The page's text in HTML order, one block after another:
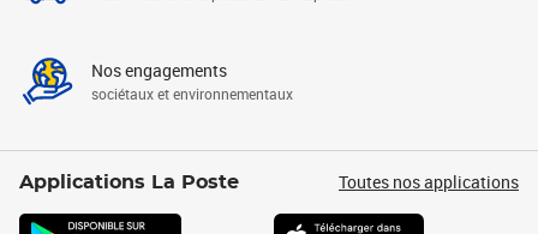
Nos engagements
sociétaux et environnementaux
Applications La Poste Toutes nos applications